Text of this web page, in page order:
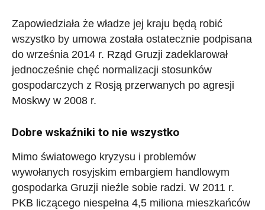
Zapowiedziała że władze jej kraju będą robić
wszystko by umowa została ostatecznie podpisana
do września 2014 r. Rząd Gruzji zadeklarował
jednocześnie chęć normalizacji stosunków
gospodarczych z Rosją przerwanych po agresji
Moskwy w 2008 r.
Dobre wskaźniki to nie wszystko
Mimo światowego kryzysu i problemów
wywołanych rosyjskim embargiem handlowym
gospodarka Gruzji nieźle sobie radzi. W 2011 r.
PKB liczącego niespełna 4,5 miliona mieszkańców